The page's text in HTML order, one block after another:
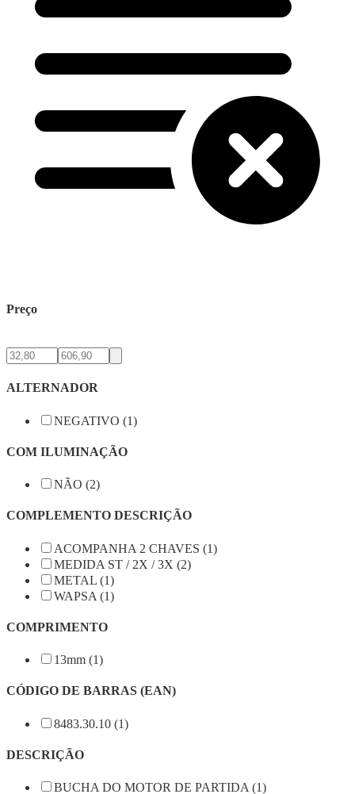
Preço
ALTERNADOR
NEGATIVO (1)
COM ILUMINAÇÃO
NÃO (2)
COMPLEMENTO DESCRIÇÃO
ACOMPANHA 2 CHAVES (1)
MEDIDA ST / 2X / 3X (2)
METAL (1)
WAPSA (1)
COMPRIMENTO
13mm (1)
CÓDIGO DE BARRAS (EAN)
8483.30.10 (1)
DESCRIÇÃO
BUCHA DO MOTOR DE PARTIDA (1)